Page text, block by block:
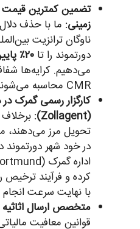
تضمین کمترین قیمت
زمینی: ما با حذف
ناوگان ترانزیت
دورتموند را تا ۲۰٪ پایین‌تر از میانگین بازار
می‌دهیم. کرایه‌ها
CMR محاسبه می‌شوند، بدون هیچ هزینه پنهان.
کارگزار رسمی گمرک در
(Zollagent):
تحویل مرز
در خود شهر
کرده و فرآیند ترخیص
با نهایت سرعت
متخصص ارسال
قوانین معافیت